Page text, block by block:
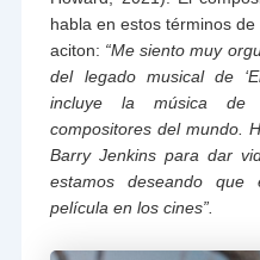
habla en estos términos
aciton: “Me siento muy
del legado musical de
incluye la música de
compositores del mundo.
Barry Jenkins para dar
estamos deseando
película en los cines”.